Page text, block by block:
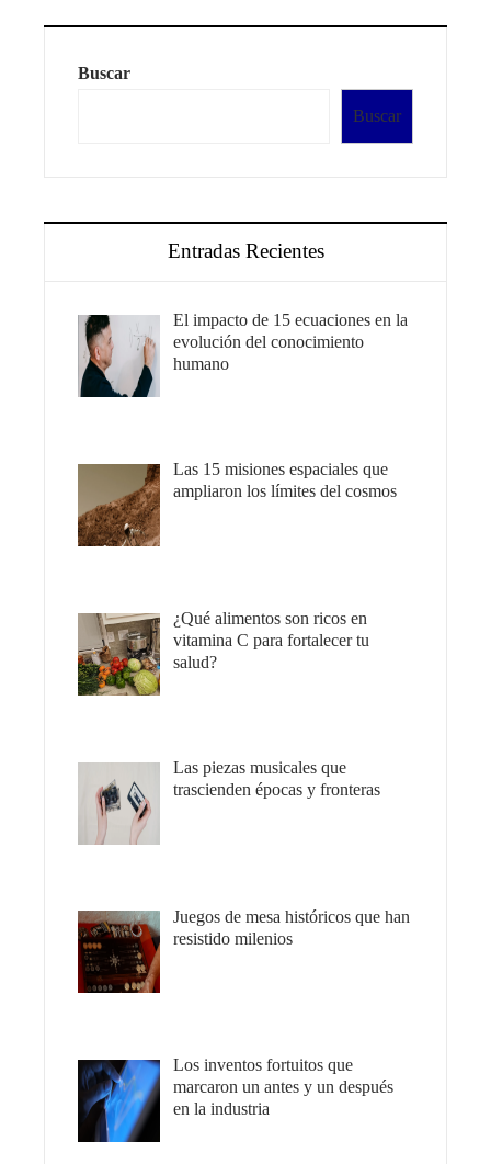
Buscar
Buscar
Entradas Recientes
El impacto de 15 ecuaciones en la
evolución del conocimiento
humano
Las 15 misiones espaciales que
ampliaron los límites del cosmos
¿Qué alimentos son ricos en
vitamina C para fortalecer tu
salud?
Las piezas musicales que
trascienden épocas y fronteras
Juegos de mesa históricos que han
resistido milenios
Los inventos fortuitos que
marcaron un antes y un después
en la industria